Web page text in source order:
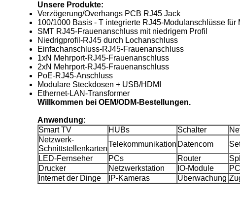
Unsere Produkte:
Verzögerung/Overhangs PCB RJ45 Jack
100/1000 Basis - T integrierte RJ45-Modulanschlüsse für
SMT RJ45-Frauenanschluss mit niedrigem Profil
Niedrigprofil-RJ45 durch Lochanschluss
Einfachanschluss-RJ45-Frauenanschluss
1xN Mehrport-RJ45-Frauenanschluss
2xN Mehrport-RJ45-Frauenanschluss
PoE-RJ45-Anschluss
Modulare Steckdosen + USB/HDMI
Ethernet-LAN-Transformer
Willkommen bei OEM/ODM-Bestellungen.
Anwendung:
Smart TV
HUBs Schalter
Netzwerk-
Schnittstellenkarten
Telekommunikation Datencom
LED-Fernseher
PCs Router
Drucker
Netzwerkstation IO-Module
Internet der Dinge
IP-Kameras Überwachung